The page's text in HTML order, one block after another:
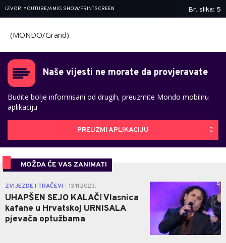
IZVOR: YOUTUBE/AMIG SHOW/PRINTSCREEN Br. slika: 5
(MONDO/Grand)
Naše vijesti ne morate da provjeravate
Budite bolje informisani od drugih, preuzmite Mondo mobilnu
aplikaciju
PREUZMI APLIKACIJU
MOŽDA ĆE VAS ZANIMATI
ZVIJEZDE I TRAČEVI 13.11.2023.
UHAPŠEN SEJO KALAČ! Vlasnica
kafane u Hrvatskoj URNISALA
pjevača optužbama
0